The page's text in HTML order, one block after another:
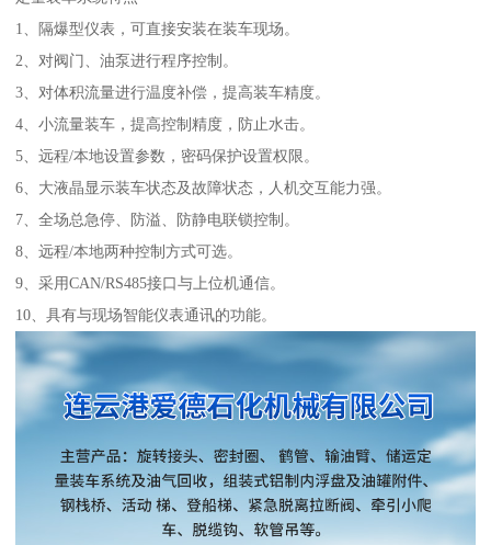
1、隔爆型仪表，可直接安装在装车现场。
2、对阀门、油泵进行程序控制。
3、对体积流量进行温度补偿，提高装车精度。
4、小流量装车，提高控制精度，防止水击。
5、远程/本地设置参数，密码保护设置权限。
6、大液晶显示装车状态及故障状态，人机交互能力强。
7、全场总急停、防溢、防静电联锁控制。
8、远程/本地两种控制方式可选。
9、采用CAN/RS485接口与上位机通信。
10、具有与现场智能仪表通讯的功能。